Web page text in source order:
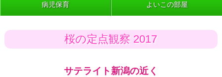
病児保育 よいこの部屋
桜の定点観察 2017
サテライト新潟の近く